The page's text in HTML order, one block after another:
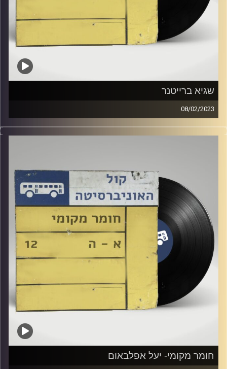
שגיא ברייטנר
08/02/2023
שעה של מוזיקה ישראלית עם רזיאל יהודאי
Elior Buchnik
חומר מקומי- יעל אפלבאום